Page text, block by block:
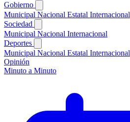
Gobierno
Municipal Nacional Estatal Internacional
Sociedad
Municipal Nacional Internacional
Deportes
Municipal Nacional Estatal Internacional
Opinión
Minuto a Minuto